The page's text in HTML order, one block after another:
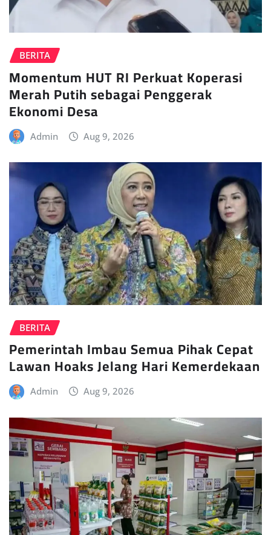
BERITA
Momentum HUT RI Perkuat Koperasi
Merah Putih sebagai Penggerak
Ekonomi Desa
Admin Aug 9, 2026
BERITA
Pemerintah Imbau Semua Pihak Cepat
Lawan Hoaks Jelang Hari Kemerdekaan
Admin Aug 9, 2026